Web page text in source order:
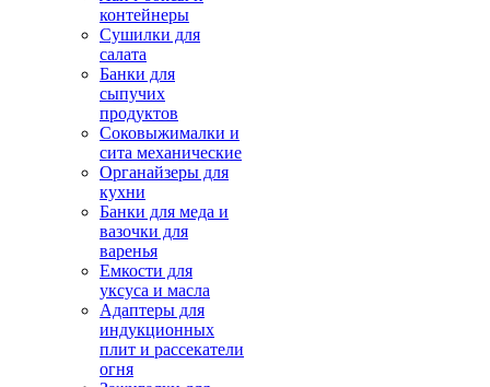
контейнеры
Сушилки для
салата
Банки для
сыпучих
продуктов
Соковыжималки и
сита механические
Органайзеры для
кухни
Банки для меда и
вазочки для
варенья
Емкости для
уксуса и масла
Адаптеры для
индукционных
плит и рассекатели
огня